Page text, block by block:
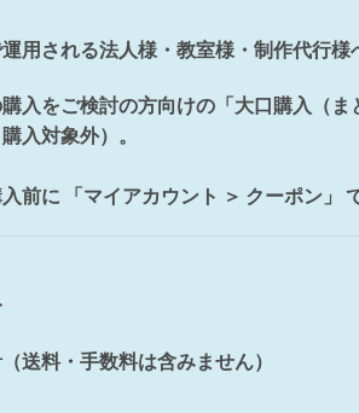
用される法人様・教室様・制作代行様
入をご検討の方向けの「大口購入（ま
入対象外）。
前に 「マイアカウント ＞ クーポン」
送料・手数料は含みません）